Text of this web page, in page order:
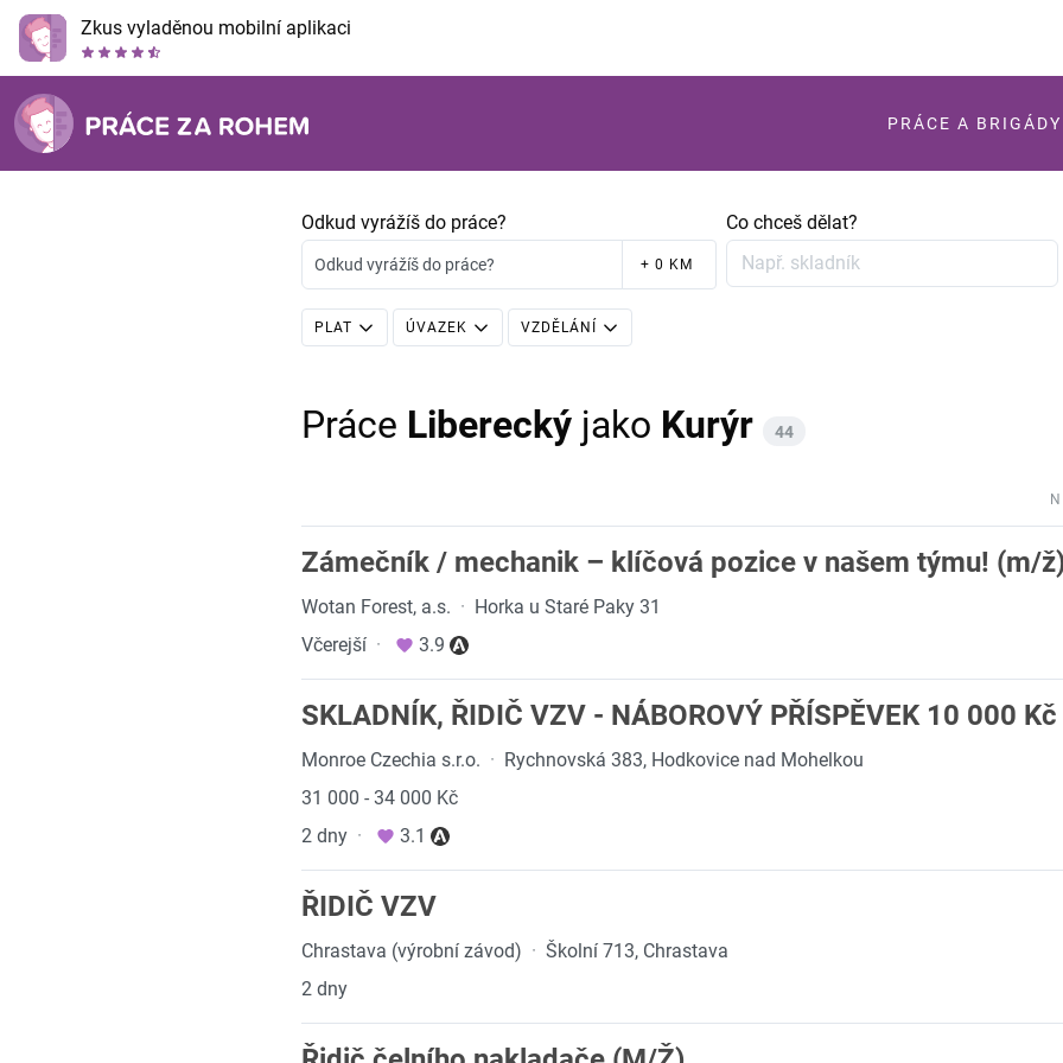
Zkus vyladěnou mobilní aplikaci
PRÁCE A BRIGÁDY
Odkud vyrážíš do práce?
Odkud vyrážíš do práce? + 0 KM
Co chceš dělat?
PLAT ÚVAZEK VZDĚLÁNÍ
Práce Liberecký jako Kurýr 44
Zámečník / mechanik – klíčová pozice v našem týmu! (m/
Wotan Forest, a.s. · Horka u Staré Paky 31
Včerejší · 3.9
SKLADNÍK, ŘIDIČ VZV - NÁBOROVÝ PŘÍSPĚVEK 10 000 Kč
Monroe Czechia s.r.o. · Rychnovská 383, Hodkovice nad Mohelkou
31 000 - 34 000 Kč
2 dny · 3.1
ŘIDIČ VZV
Chrastava (výrobní závod) · Školní 713, Chrastava
2 dny